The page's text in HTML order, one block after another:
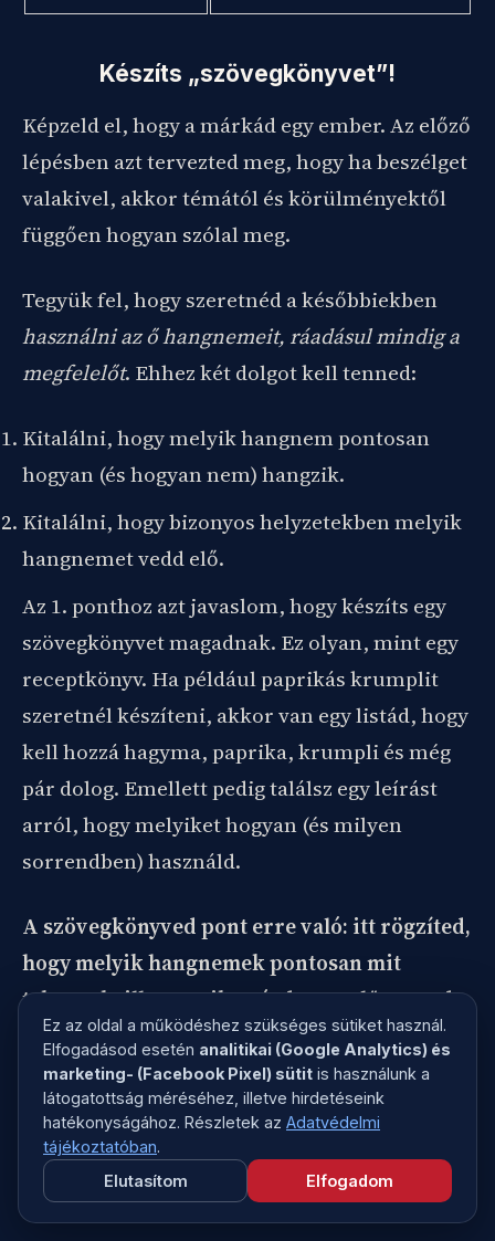
Készíts „szövegkönyvet”!
Képzeld el, hogy a márkád egy ember. Az előző
lépésben azt tervezted meg, hogy ha beszélget
valakivel, akkor témától és körülményektől
függően hogyan szólal meg.
Tegyük fel, hogy szeretnéd a későbbiekben
használni az ő hangnemeit, ráadásul mindig a
megfelelőt. Ehhez két dolgot kell tenned:
Kitalálni, hogy melyik hangnem pontosan
hogyan (és hogyan nem) hangzik.
Kitalálni, hogy bizonyos helyzetekben melyik
hangnemet vedd elő.
Az 1. ponthoz azt javaslom, hogy készíts egy
szövegkönyvet magadnak. Ez olyan, mint egy
receptkönyv. Ha például paprikás krumplit
szeretnél készíteni, akkor van egy listád, hogy
kell hozzá hagyma, paprika, krumpli és még
pár dolog. Emellett pedig találsz egy leírást
arról, hogy melyiket hogyan (és milyen
sorrendben) használd.
A szövegkönyved pont erre való: itt rögzíted,
hogy melyik hangnemek pontosan mit
takarnak, illetve mikor érdemes elővenned
őket.
Ehhez egy alapérték hangnemeiből a
következő dolgokat találd ki:
amit ez alatt értünk;
Ez az oldal a működéshez szükséges sütiket használ.
Elfogadásod esetén analitikai (Google Analytics) és
marketing- (Facebook Pixel) sütit is használunk a
látogatottság méréséhez, illetve hirdetéseink
hatékonyságához. Részletek az Adatvédelmi
tájékoztatóban.
Elutasítom
Elfogadom